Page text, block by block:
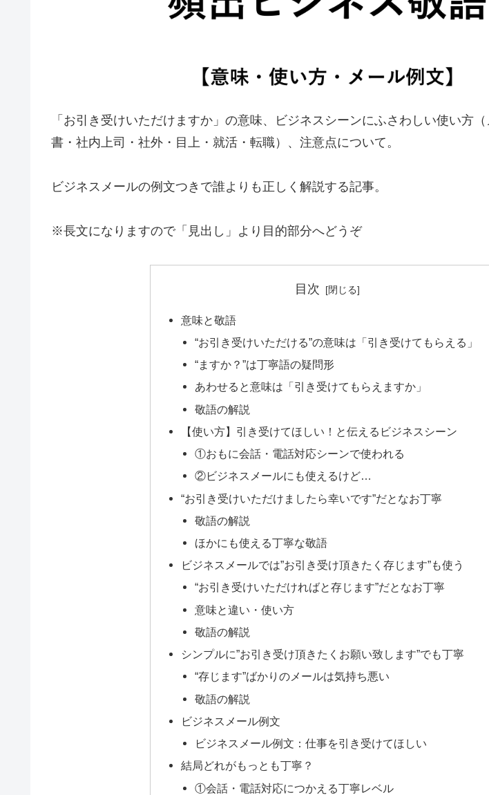
「お引き受けいただけますか」の意味、ビジネスシーンにふさわしい使い方
書・社内上司・社外・目上・就活・転職）、注意点について。
ビジネスメールの例文つきで誰よりも正しく解説する記事。
※長文になりますので「見出し」より目的部分へどうぞ
目次
意味と敬語
“お引き受けいただける”の意味は「引き受けてもらえる」
“ますか？”は丁寧語の疑問形
あわせると意味は「引き受けてもらえますか」
敬語の解説
【使い方】引き受けてほしい！と伝えるビジネスシーン
①おもに会話・電話対応シーンで使われる
②ビジネスメールにも使えるけど…
“お引き受けいただけましたら幸いです”だとなお丁寧
敬語の解説
ほかにも使える丁寧な敬語
ビジネスメールでは”お引き受け頂きたく存じます”も使う
“お引き受けいただければと存じます”だとなお丁寧
意味と違い・使い方
敬語の解説
シンプルに”お引き受け頂きたくお願い致します”でも丁寧
“存じます”ばかりのメールは気持ち悪い
敬語の解説
ビジネスメール例文
ビジネスメール例文：仕事を引き受けてほしい
結局どれがもっとも丁寧？
①会話・電話対応につかえる丁寧レベル